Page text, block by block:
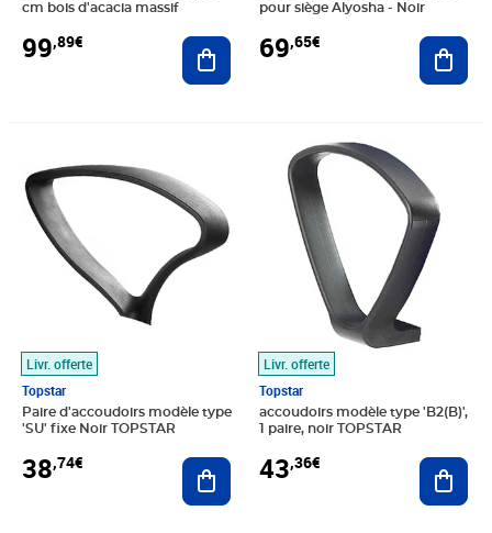
cm bois d'acacia massif
99,89€ Ajouter au panier
pour siège Alyosha - Noir
69,65€
Livr. offerte
Topstar
Paire d'accoudoirs modèle type
'SU' fixe Noir TOPSTAR
38,74€ Ajouter au panier
Livr. offerte
Topstar
accoudoirs modèle type 'B2(B)',
1 paire, noir TOPSTAR
43,36€
Prix 43,36€